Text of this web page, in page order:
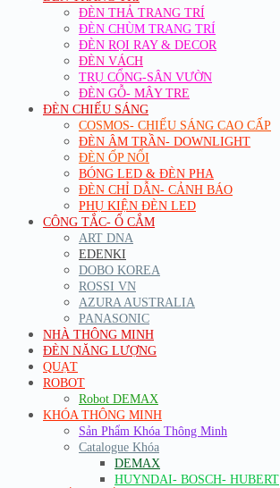
ĐÈN THẢ TRANG TRÍ
ĐÈN CHÙM TRANG TRÍ
ĐÈN RỌI RAY & DECOR
ĐÈN VÁCH
TRỤ CỔNG-SÂN VƯỜN
ĐÈN GỖ- MÂY TRE
ĐÈN CHIẾU SÁNG
COSMOS- CHIẾU SÁNG CAO CẤP
ĐÈN ÂM TRẦN- DOWNLIGHT
ĐÈN ỐP NỔI
BÓNG LED & ĐÈN PHA
ĐÈN CHỈ DẪN- CẢNH BÁO
PHỤ KIỆN ĐÈN LED
CÔNG TẮC- Ổ CẮM
ART DNA
EDENKI
DOBO KOREA
ROSSI VN
AZURA AUSTRALIA
PANASONIC
NHÀ THÔNG MINH
ĐÈN NĂNG LƯỢNG
QUẠT
ROBOT
Robot DEMAX
KHÓA THÔNG MINH
Sản Phẩm Khóa Thông Minh
Catalogue Khóa
DEMAX
HUYNDAI- BOSCH- HUBERT